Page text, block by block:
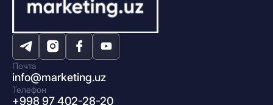
Почта
info@marketing.uz
Телефон
+998 97 402-28-20